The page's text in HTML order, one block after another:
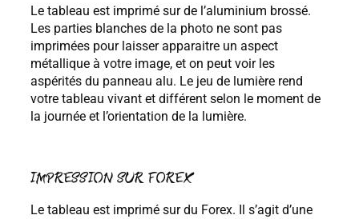
Le tableau est imprimé sur de l’aluminium brossé.
Les parties blanches de la photo ne sont pas
imprimées pour laisser apparaitre un aspect
métallique à votre image, et on peut voir les
aspérités du panneau alu. Le jeu de lumière rend
votre tableau vivant et différent selon le moment de
la journée et l’orientation de la lumière.
IMPRESSION SUR FOREX
Le tableau est imprimé sur du Forex. Il s’agit d’une